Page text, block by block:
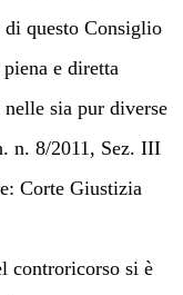
questo Consiglio
e diretta
sia pur diverse
n. 8/2011, Sez. III
Corte Giustizia
controricorso si è